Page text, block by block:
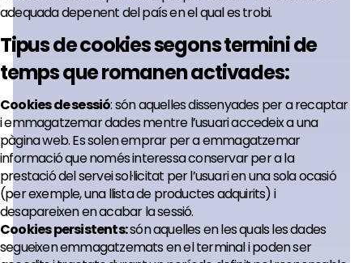
adequada depenent del país en el qual es trobi.
Tipus de cookies segons termini de
temps que romanen activades:
Cookies de sessió: són aquelles dissenyades per a recaptar
i emmagatzemar dades mentre l’usuari accedeix a una
pàgina web. Es solen emprar per a emmagatzemar
informació que només interessa conservar per a la
prestació del servei sol·licitat per l’usuari en una sola ocasió
(per exemple, una llista de productes adquirits) i
desapareixen en acabar la sessió.
Cookies persistents:són aquelles en les quals les dades
segueixen emmagatzemats en el terminal i poden ser